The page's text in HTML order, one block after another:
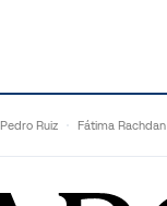
Pedro Ruiz Fátima Rachdan